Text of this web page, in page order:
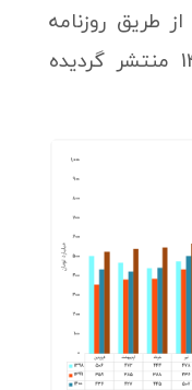
طريق روزنامه
همشهری در تاریخ 1401/08/14 منتشر گردیده